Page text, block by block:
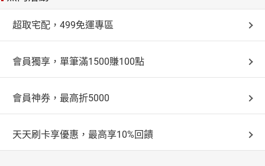
超取宅配，499免運專區
會員獨享，單筆滿1500賺100點
會員神券，最高折5000
天天刷卡享優惠，最高享10%回饋